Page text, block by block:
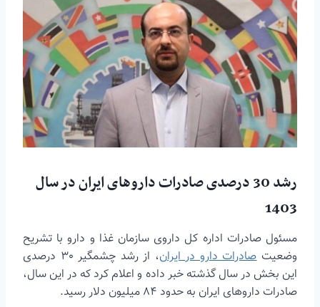
رشد 30 درصدی صادرات داروهای ایران در سال
1403
مسئول صادرات اداره کل داروی سازمان غذا و دارو با تشریح
وضعیتصادرات دارو در ایران
، از رشد چشمگیر 30 درصدی
این بخش در سال گذشته خبر داده و اعلام کرد که در این سال،
صادرات داروهای ایران به حدود 84 میلیون دلار رسید.